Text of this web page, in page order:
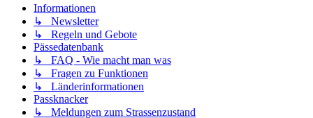
Informationen
↳ Newsletter
↳ Regeln und Gebote
Pässedatenbank
↳ FAQ - Wie macht man was
↳ Fragen zu Funktionen
↳ Länderinformationen
Passknacker
↳ Meldungen zum Strassenzustand